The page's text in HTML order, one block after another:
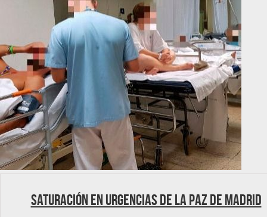
Saturación en Urgencias de La Paz de Madrid